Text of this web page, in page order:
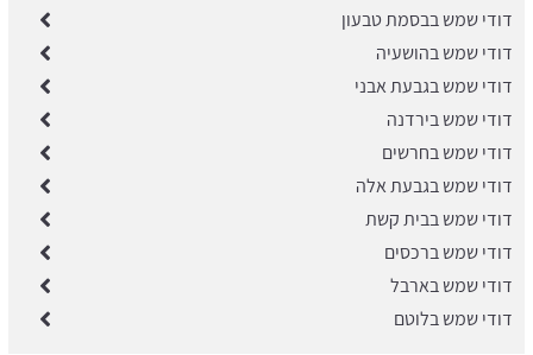
דודי שמש בבסמת טבעון
דודי שמש בהושעיה
דודי שמש בגבעת אבני
דודי שמש בירדנה
דודי שמש בחרשים
דודי שמש בגבעת אלה
דודי שמש בבית קשת
דודי שמש ברכסים
דודי שמש בארבל
דודי שמש בלוטם